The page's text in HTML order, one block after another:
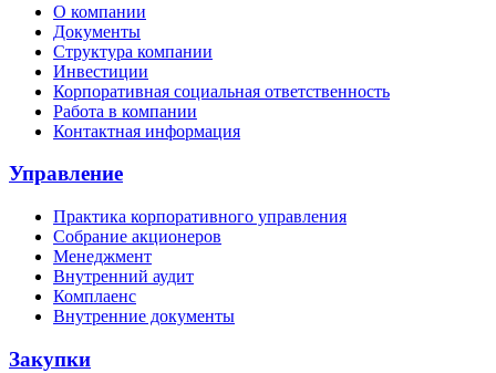
О компании
Документы
Структура компании
Инвестиции
Корпоративная социальная ответственность
Работа в компании
Контактная информация
Управление
Практика корпоративного управления
Собрание акционеров
Менеджмент
Внутренний аудит
Комплаенс
Внутренние документы
Закупки